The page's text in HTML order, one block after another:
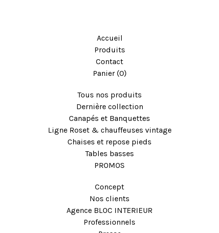
Accueil
Produits
Contact
Panier (0)
Tous nos produits
Dernière collection
Canapés et Banquettes
Ligne Roset & chauffeuses vintage
Chaises et repose pieds
Tables basses
PROMOS
Concept
Nos clients
Agence BLOC INTERIEUR
Professionnels